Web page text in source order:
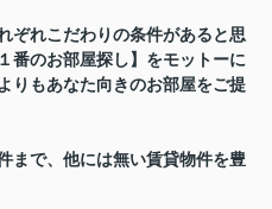
ぞれこだわりの条件があると思
番のお部屋探し】をモットーに
りもあなた向きのお部屋をご提
まで、他には無い賃貸物件を豊